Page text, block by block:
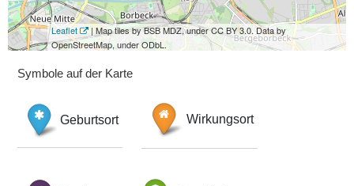
Leaflet
| Map tiles by BSB MDZ, under CC BY 3.0. Data by
OpenStreetMap, under ODbL.
Symbole auf der Karte
Geburtsort Wirkungsort